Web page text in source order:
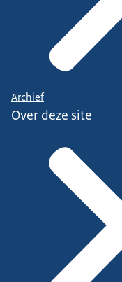
Archief
Over deze site